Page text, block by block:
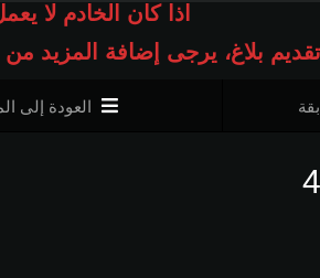
اذا كان الخادم لا
بلاغ، يرجى إضافة المزيد
العودة إلى